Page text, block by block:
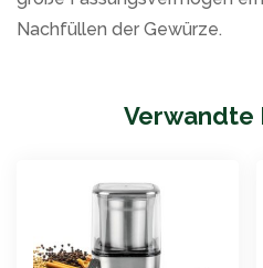
Nachfüllen der Gewürze.
Verwandte